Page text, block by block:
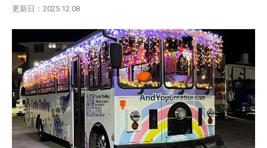
更新日：2025.12.08